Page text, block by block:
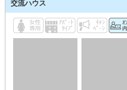
交流ハウス